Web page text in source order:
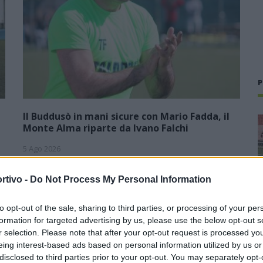
- Do Not Process My Personal Information
opt-out of the sale, sharing to third parties, or processing of your
for targeted advertising by us, please use the below opt-out
selection. Please note that after your opt-out request is processed
interest-based ads based on personal information utilized by us
to third parties prior to your opt-out. You may separately
Il Buddusò in mani sicure con Mario Fadda, il
Monte Alma riparte da Ivano Falchi
5 Ago 2026
luglio, inizia ufficialmente la stagione 2026-27 e per le
delle trattative…
Colpo dell'Uta con Pisano e arriva
anche Serra, tripletta Cus Cagliari
con Piroddi, Angiargia e Nenna